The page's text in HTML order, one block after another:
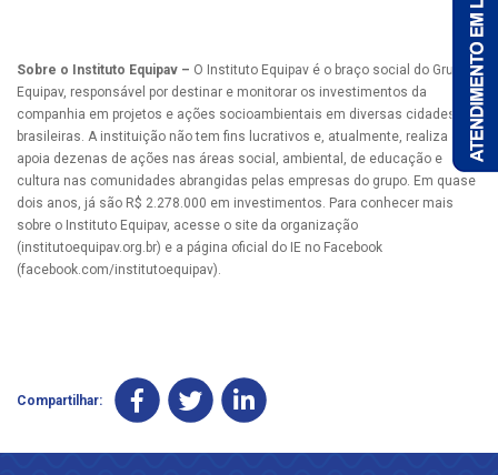
Sobre o Instituto Equipav – O Instituto Equipav é o braço social do Grupo
Equipav, responsável por destinar e monitorar os investimentos da
companhia em projetos e ações socioambientais em diversas cidades
brasileiras. A instituição não tem fins lucrativos e, atualmente, realiza e
apoia dezenas de ações nas áreas social, ambiental, de educação e
cultura nas comunidades abrangidas pelas empresas do grupo. Em quase
dois anos, já são R$ 2.278.000 em investimentos. Para conhecer mais
sobre o Instituto Equipav, acesse o site da organização
(institutoequipav.org.br) e a página oficial do IE no Facebook
(facebook.com/institutoequipav).
Compartilhar: